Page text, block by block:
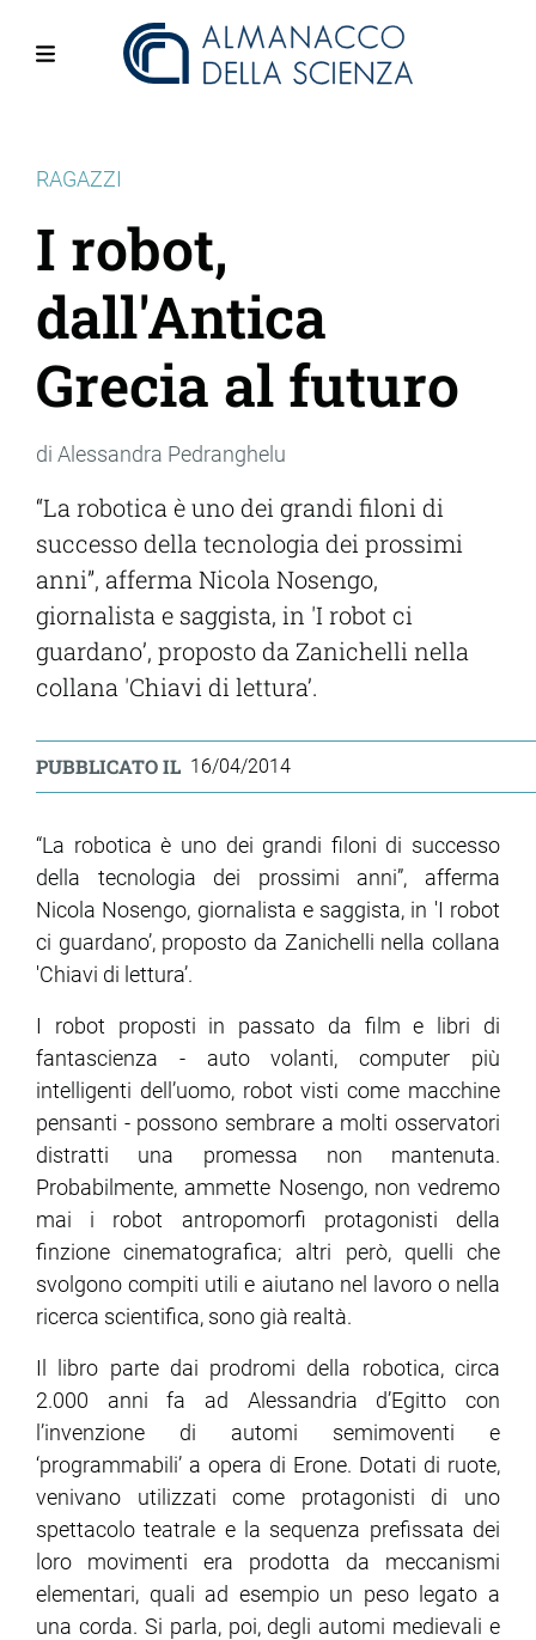
RAGAZZI
I robot,
dall'Antica
Grecia al futuro
di Alessandra Pedranghelu
“La robotica è uno dei grandi filoni di
successo della tecnologia dei prossimi
anni”, afferma Nicola Nosengo,
giornalista e saggista, in 'I robot ci
guardano’, proposto da Zanichelli nella
collana 'Chiavi di lettura’.
PUBBLICATO IL 16/04/2014
“La robotica è uno dei grandi filoni di successo
della tecnologia dei prossimi anni”, afferma
Nicola Nosengo, giornalista e saggista, in 'I robot
ci guardano’, proposto da Zanichelli nella collana
'Chiavi di lettura’.
I robot proposti in passato da film e libri di
fantascienza - auto volanti, computer più
intelligenti dell’uomo, robot visti come macchine
pensanti - possono sembrare a molti osservatori
distratti una promessa non mantenuta.
Probabilmente, ammette Nosengo, non vedremo
mai i robot antropomorfi protagonisti della
finzione cinematografica; altri però, quelli che
svolgono compiti utili e aiutano nel lavoro o nella
ricerca scientifica, sono già realtà.
Il libro parte dai prodromi della robotica, circa
2.000 anni fa ad Alessandria d’Egitto con
l’invenzione di automi semimoventi e
‘programmabili’ a opera di Erone. Dotati di ruote,
venivano utilizzati come protagonisti di uno
spettacolo teatrale e la sequenza prefissata dei
loro movimenti era prodotta da meccanismi
elementari, quali ad esempio un peso legato a
una corda. Si parla, poi, degli automi medievali e